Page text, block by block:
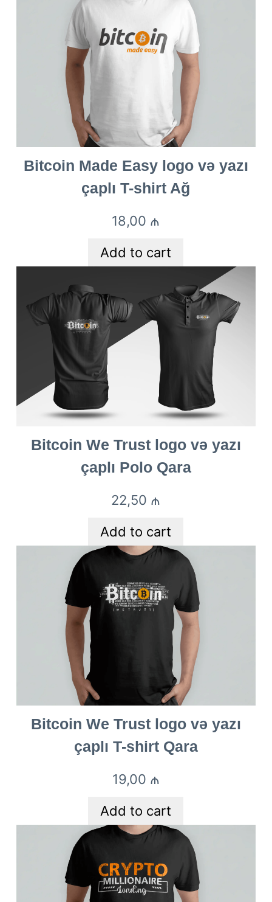
Bitcoin Made Easy logo və yazı
çaplı T-shirt Ağ
18,00 ₼
Add to cart
Bitcoin We Trust logo və yazı
çaplı Polo Qara
22,50 ₼
Add to cart
Bitcoin We Trust logo və yazı
çaplı T-shirt Qara
19,00 ₼
Add to cart